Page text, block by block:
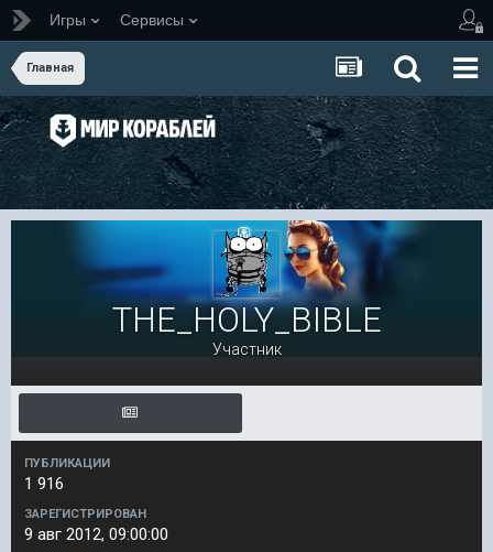
Игры Сервисы
Главная
THE_HOLY_BIBLE
Участник
ПУБЛИКАЦИИ
1 916
ЗАРЕГИСТРИРОВАН
9 авг 2012, 09:00:00